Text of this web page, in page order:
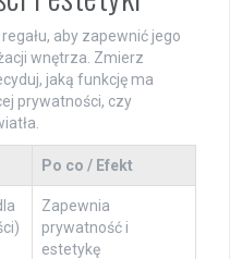
regału, aby zapewnić jego
wnętrza. Zmierz
jaką funkcję ma
prywatności, czy
Po co / Efekt
Zapewnia
prywatność i
estetykę